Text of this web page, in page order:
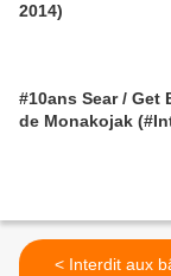
2014)
#10ans Sear / Get
de Monakojak
< Interdit aux bâtards /